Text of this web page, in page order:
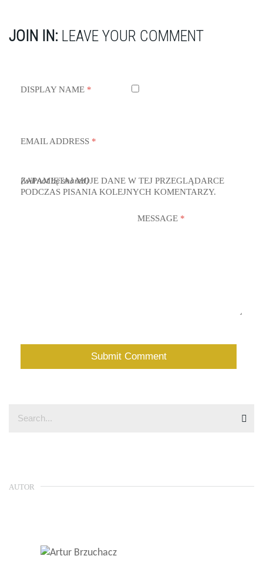
JOIN IN: LEAVE YOUR COMMENT
DISPLAY NAME *
EMAIL ADDRESS *
(will not be shared)
ZAPAMIĘTAJ MOJE DANE W TEJ PRZEGLĄDARCE
PODCZAS PISANIA KOLEJNYCH KOMENTARZY.
MESSAGE *
AUTOR